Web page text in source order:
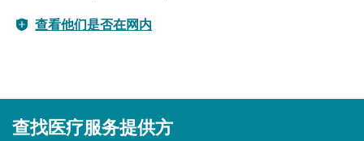
查看他们是否在网内
查找医疗服务提供方